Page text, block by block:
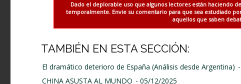
Dado el deplorable uso que algunos lectores están haciendo
temporalmente. Envie su comentario para que sea estudiado
aquellos que saben
TAMBIÉN EN ESTA SECCIÓN:
El dramático deterioro de España (Análisis desde Argentina)
CHINA ASUSTA AL MUNDO - 05/12/2025